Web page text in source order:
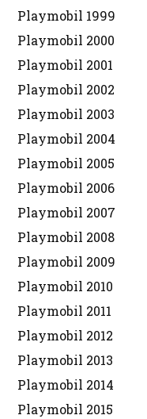
Playmobil 1999
Playmobil 2000
Playmobil 2001
Playmobil 2002
Playmobil 2003
Playmobil 2004
Playmobil 2005
Playmobil 2006
Playmobil 2007
Playmobil 2008
Playmobil 2009
Playmobil 2010
Playmobil 2011
Playmobil 2012
Playmobil 2013
Playmobil 2014
Playmobil 2015